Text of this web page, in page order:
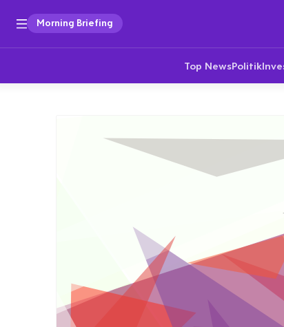
Morning Briefing
Top NewsPolitik